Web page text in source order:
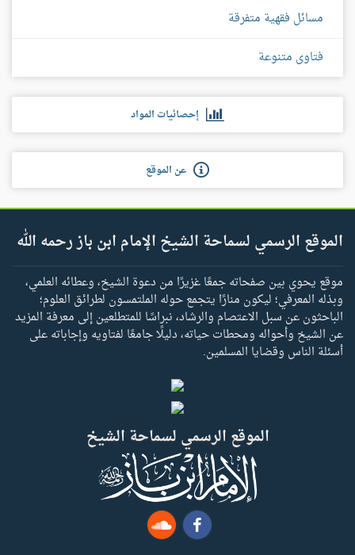
مسائل فقهية متفرقة
فتاوى متنوعة
إحصائيات المواد
عن الموقع
الموقع الرسمي لسماحة الشيخ الإمام ابن باز رحمه الله
موقع يحوي بين صفحاته جمعًا غزيرًا من دعوة الشيخ، وعطائه العلمي،
وبذله المعرفي؛ ليكون منارًا يتجمع حوله الملتمسون لطرائق العلوم؛
الباحثون عن سبل الاعتصام والرشاد، نبراسًا للمتطلعين إلى معرفة المزيد
عن الشيخ وأحواله ومحطات حياته، دليلًا جامعًا لفتاويه وإجاباته على
أسئلة الناس وقضايا المسلمين.
الموقع الرسمي لسماحة الشيخ